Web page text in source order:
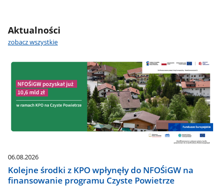
Aktualności
zobacz wszystkie
06.08.2026
Kolejne środki z KPO wpłynęły do NFOŚiGW na
finansowanie programu Czyste Powietrze